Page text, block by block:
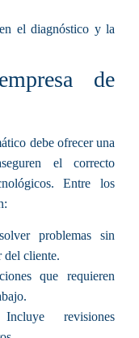
el diagnóstico y la
de
debe ofrecer una
el correcto
Entre los
problemas sin
del cliente.
que requieren
revisiones